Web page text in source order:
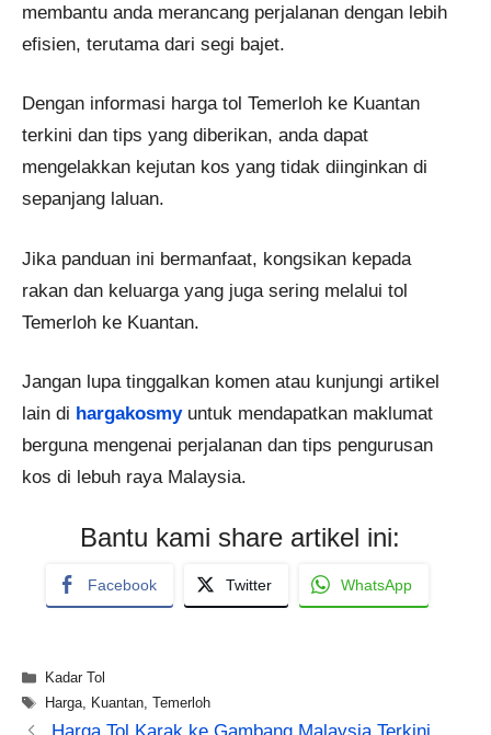
membantu anda merancang perjalanan dengan lebih
efisien, terutama dari segi bajet.
Dengan informasi harga tol Temerloh ke Kuantan
terkini dan tips yang diberikan, anda dapat
mengelakkan kejutan kos yang tidak diinginkan di
sepanjang laluan.
Jika panduan ini bermanfaat, kongsikan kepada
rakan dan keluarga yang juga sering melalui tol
Temerloh ke Kuantan.
Jangan lupa tinggalkan komen atau kunjungi artikel
lain di hargakosmyuntuk mendapatkan maklumat
berguna mengenai perjalanan dan tips pengurusan
kos di lebuh raya Malaysia.
Bantu kami share artikel ini:
Facebook Twitter WhatsApp
Categories
Kadar Tol
Tags
Harga, Kuantan, Temerloh